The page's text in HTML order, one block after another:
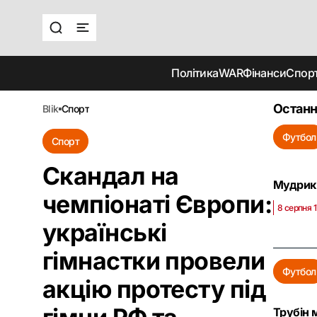
ПолітикаWARФінанси
blik спорт
Спорт
Скандал на
чемпіонаті Європи:
українські
гімнастки провели
акцію протесту під
Футбол
Мудрик
8 серпня
Футбол
Трубін